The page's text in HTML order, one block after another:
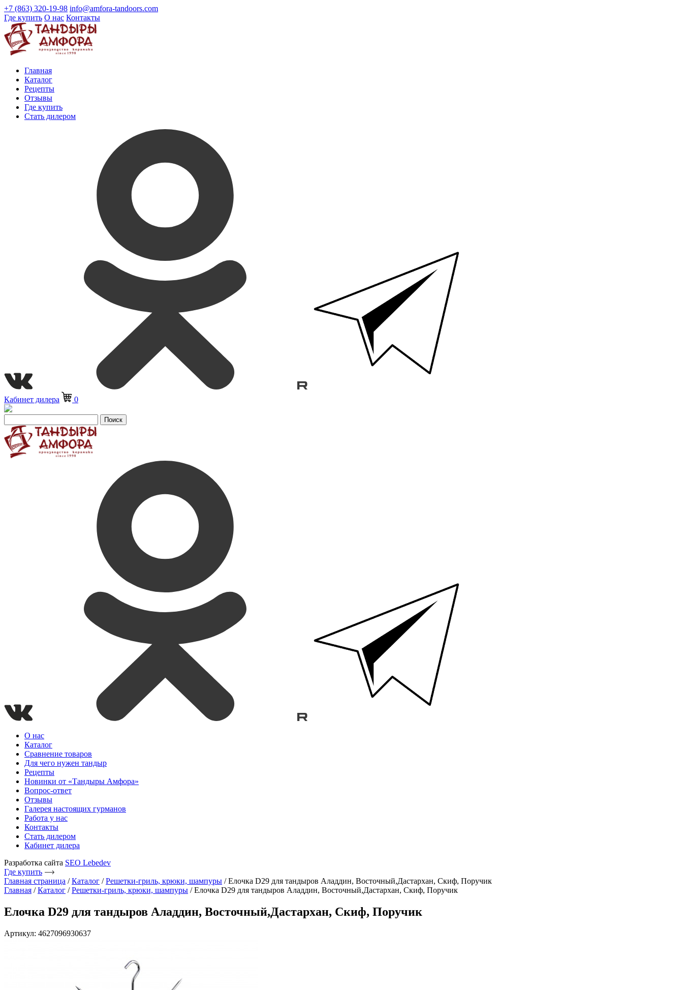
+7 (863) 320-19-98 info@amfora-tandoors.com
Где купить О нас Контакты
Главная
Каталог
Рецепты
Отзывы
Где купить
Стать дилером
Кабинет дилера 0
Поиск
О нас
Каталог
Сравнение товаров
Для чего нужен тандыр
Рецепты
Новинки от «Тандыры Амфора»
Вопрос-ответ
Отзывы
Галерея настоящих гурманов
Работа у нас
Контакты
Стать дилером
Кабинет дилера
Разработка сайта SEO Lebedev
Где купить
Главная страница /Каталог /Решетки-гриль, крюки, шампуры /Елочка D29 для тандыров Аладдин, Восточный,Дастархан, Скиф, Поручик
Главная /Каталог /Решетки-гриль, крюки, шампуры / Елочка D29 для тандыров Аладдин, Восточный,Дастархан, Скиф, Поручик
Елочка D29 для тандыров Аладдин, Восточный,Дастархан, Скиф, Поручик
Артикул: 4627096930637